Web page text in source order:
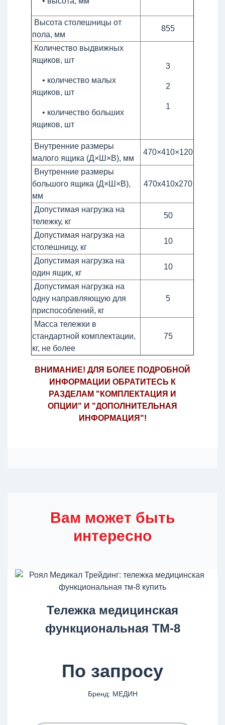
Высота столешницы от
пола, мм
855
Количество выдвижных
ящиков, шт
• количество малых
ящиков, шт
• количество больших
ящиков, шт
3
2
1
Внутренние размеры
малого ящика (Д×Ш×В), мм
470×410×120
Внутренние размеры
большого ящика (Д×Ш×В),
мм
470х410х270
Допустимая нагрузка на
тележку, кг
50
Допустимая нагрузка на
столешницу, кг
10
Допустимая нагрузка на
один ящик, кг
10
Допустимая нагрузка на
одну направляющую для
приспособлений, кг
5
Масса тележки в
стандартной комплектации,
кг, не более
75
ВНИМАНИЕ! ДЛЯ БОЛЕЕ ПОДРОБНОЙ
ИНФОРМАЦИИ ОБРАТИТЕСЬ К
РАЗДЕЛАМ "КОМПЛЕКТАЦИЯ И
ОПЦИИ" И "ДОПОЛНИТЕЛЬНАЯ
ИНФОРМАЦИЯ"!
Вам может быть
интересно
Тележка медицинская
функциональная ТМ-8
По запросу
Бренд: МЕДИН